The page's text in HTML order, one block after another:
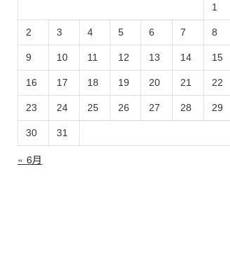
の
ア
ー
カ
イ
ブ
1
2 3 4 5 6 7 8
9 10 11 12 13 14 15
16 17 18 19 20 21 22
23 24 25 26 27 28 29
30 31
« 6月